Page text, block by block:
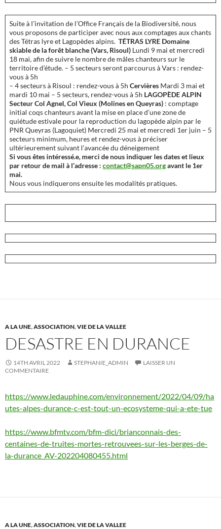
Suite à l’invitation de l’Office Français de la Biodiversité, nous
vous proposons de participer avec nous aux comptages aux chants
des Tétras lyre et Lagopèdes alpins. TÉTRAS LYRE Domaine
skiable de la forêt blanche (Vars, Risoul) Lundi 9 mai et mercredi
18 mai, afin de suivre le nombre de mâles chanteurs sur le
territoire d’étude. – 5 secteurs seront parcourus à Vars : rendez-
vous à 5h
– 4 secteurs à Risoul : rendez-vous à 5h Cervières Mardi 3 mai et
mardi 10 mai – 5 secteurs, rendez-vous à 5h LAGOPÈDE ALPIN
Secteur Col Agnel, Col Vieux (Molines en Queyras) : comptage
initial coqs chanteurs avant la mise en place d’une zone de
quiétude estivale pour la reproduction du lagopède alpin par le
PNR Queyras (Lagoquiet) Mercredi 25 mai et mercredi 1er juin – 5
secteurs minimum, heures et rendez-vous à préciser
ultérieurement suivant l’avancée du déneigement
Si vous êtes intéressé.e, merci de nous indiquer les dates et lieux
par retour de mail à l’adresse : contact@sapn05.orgavant le 1er
mai.
Nous vous indiquerons ensuite les modalités pratiques.
A LA UNE,ASSOCIATION,VIE DE LA VALLEE
DESASTRE EN DURANCE
14TH AVRIL 2022 STEPHANIE_ADMIN
LAISSER UN
COMMENTAIRE
https://www.ledauphine.com/environnement/2022/04/09/ha
utes-alpes-durance-c-est-tout-un-ecosysteme-qui-a-ete-tue
https://www.bfmtv.com/bfm-dici/brianconnais-des-
centaines-de-truites-mortes-retrouvees-sur-les-berges-de-
la-durance_AV-202204080455.html
A LA UNE,ASSOCIATION,VIE DE LA VALLEE